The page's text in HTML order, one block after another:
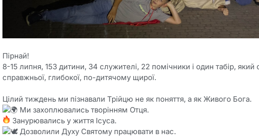
Пірнай!
8-15 липня, 153 дитини, 34 служителі, 22 помічники і один табір, який
справжньої, глибокої, по-дитячому щирої.
Цілий тиждень ми пізнавали Трійцю не як поняття, а як Живого Бога.
Ми захоплювались творінням Отця.
Занурювались у життя Ісуса.
Дозволили Духу Святому працювати в нас.